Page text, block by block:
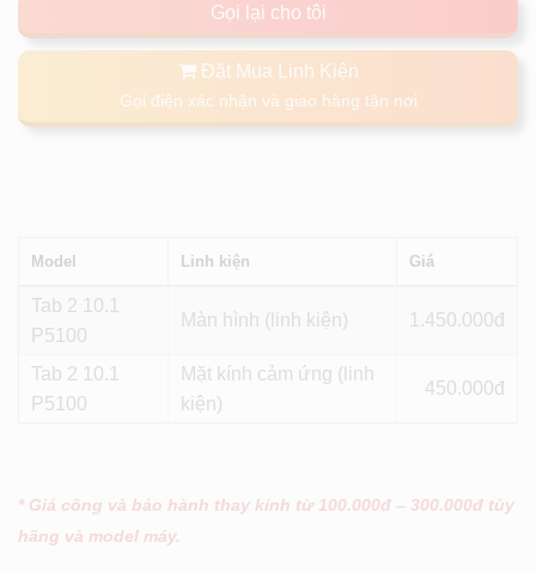
Gọi lại cho tôi
Đặt Mua Linh Kiện
Gọi điện xác nhận và giao hàng tận nơi
Model Linh kiện Giá
Tab 2 10.1
P5100
Màn hình (linh kiện) 1.450
Tab 2 10.1
P5100
Mặt kính cảm ứng (linh
kiện)
450
* Giá công và bảo hành thay kính từ 100.000đ – 300.000đ tùy
hãng và model máy.